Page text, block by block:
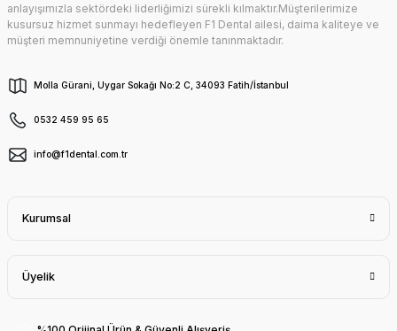
anlayışımızla sektördeki liderliğimizi sürekli kılmaktır.Müşterilerimize
kusursuz hizmet sunmayı hedefleyen F1 Dental ailesi, daima kaliteye ve
müşteri memnuniyetine verdiği önemle tanınmaktadır.
Molla Gürani, Uygar Sokağı No:2 C, 34093 Fatih/İstanbul
0532 459 95 65
info@f1dental.com.tr
Kurumsal
Üyelik